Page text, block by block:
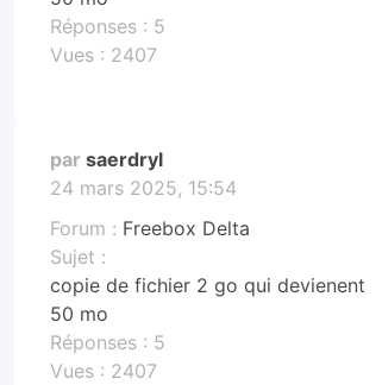
Réponses : 5
Vues : 2407
par saerdryl
24 mars 2025, 15:54
Forum : Freebox Delta
Sujet :
copie de fichier 2 go qui devienent
50 mo
Réponses : 5
Vues : 2407